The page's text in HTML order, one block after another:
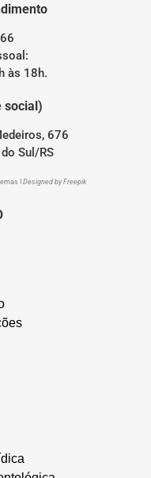
às 18h.
social)
676
Sul/RS
Designed by Freepik